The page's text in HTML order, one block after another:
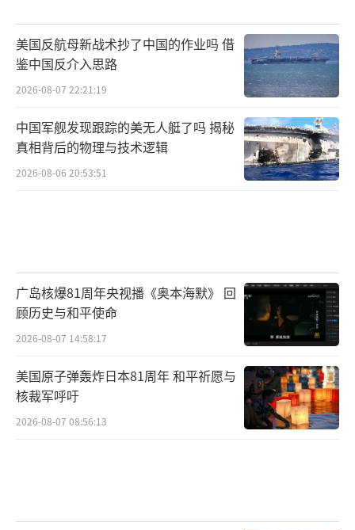
美国反航母新战术抄了中国的作业吗 借
鉴中国反介入思路
2026-08-07 22:21:19
中国军舰发现跟踪的美无人艇了吗 揭秘
真相背后的物理与技术逻辑
2026-08-06 20:53:51
广岛核爆81周年央视播《奥本海默》 回
顾历史与和平使命
2026-08-07 14:58:17
美国原子弹轰炸日本81周年 和平祈愿与
核裁军呼吁
2026-08-07 08:56:13